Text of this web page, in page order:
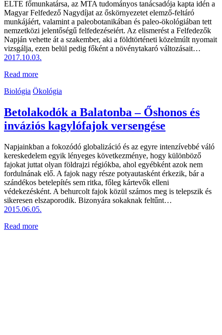
ELTE főmunkatársa, az MTA tudományos tanácsadója kapta idén a
Magyar Felfedező Nagydíjat az őskörnyezetet elemző-feltáró
munkájáért, valamint a paleobotanikában és paleo-ökológiában tett
nemzetközi jelentőségű felfedezéseiért. Az elismerést a Felfedezők
Napján vehette át a szakember, aki a földtörténeti közelmúlt nyomait
vizsgálja, ezen belül pedig főként a növénytakaró változásait…
2017.10.03.
Read more
Biológia Ökológia
Betolakodók a Balatonba – Őshonos és
inváziós kagylófajok versengése
Napjainkban a fokozódó globalizáció és az egyre intenzívebbé váló
kereskedelem egyik lényeges következménye, hogy különböző
fajokat juttat olyan földrajzi régiókba, ahol egyébként azok nem
fordulnának elő. A fajok nagy része potyautasként érkezik, bár a
szándékos betelepítés sem ritka, főleg kártevők elleni
védekezésként. A behurcolt fajok közül számos meg is telepszik és
sikeresen elszaporodik. Bizonyára sokaknak feltűnt…
2015.06.05.
Read more